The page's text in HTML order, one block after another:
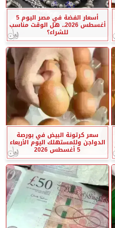
أسعار الفضة في مصر اليوم 5
أغسطس 2026.. هل الوقت مناسب
للشراء؟
سعر كرتونة البيض في بورصة
الدواجن وللمستهلك اليوم الأربعاء
5 أغسطس 2026